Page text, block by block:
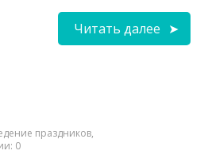
Читать далее
праздников,
0